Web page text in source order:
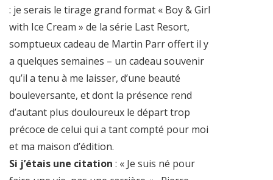
: je serais le tirage grand format « Boy & Girl
with Ice Cream » de la série Last Resort,
somptueux cadeau de Martin Parr offert il y
a quelques semaines – un cadeau souvenir
qu’il a tenu à me laisser, d’une beauté
bouleversante, et dont la présence rend
d’autant plus douloureux le départ trop
précoce de celui qui a tant compté pour moi
et ma maison d’édition.
Si j’étais une citation : « Je suis né pour